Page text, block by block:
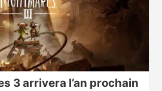
3 arrivera l’an prochain